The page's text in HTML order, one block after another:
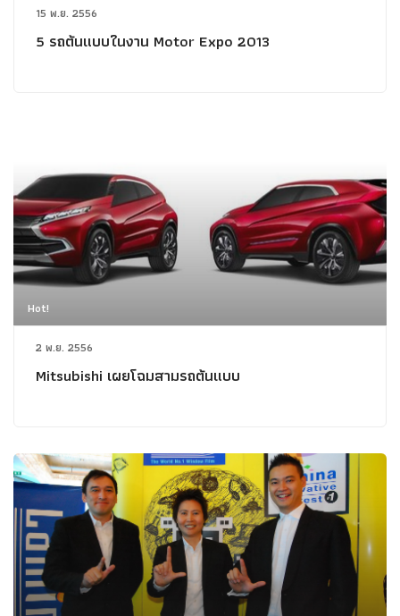
15 พ.ย. 2556
5 รถต้นแบบในงาน Motor Expo 2013
Hot!
2 พ.ย. 2556
Mitsubishi เผยโฉมสามรถต้นแบบ